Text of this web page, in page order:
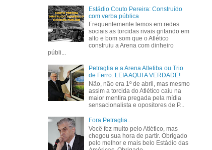
Estádio Couto Pereira: Construído
com verba pública
Frequentemente lemos em redes
sociais as torcidas rivais gritando em
alto e bom som que o Atlético
construiu a Arena com dinheiro
públi...
Petraglia e a Arena Atletiba ou Trio
de Ferro. LEIA AQUI A VERDADE!
Não, não era 1º de abril, mas mesmo
assim a torcida do Atlético caiu na
maior mentira pregada pela mídia
sensacionalista e opositores de P...
Fora Petraglia...
Você fez muito pelo Atlético, mas
chegou sua hora de partir. Obrigado
pelo melhor e mais belo Estádio das